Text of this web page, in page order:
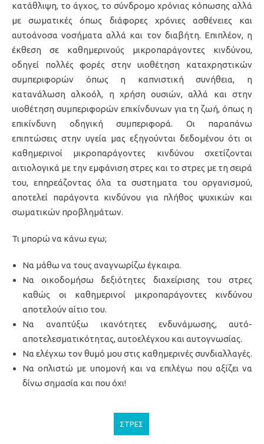
κατάθλιψη, το άγχος, το σύνδρομο χρόνιας κόπωσης αλλά
με σωματικές όπως διάφορες χρόνιες ασθένειες και
αυτοάνοσα νοσήματα αλλά και τον διαβήτη. Επιπλέον, η
έκθεση σε καθημερινούς μικροπαράγοντες κινδύνου,
οδηγεί πολλές φορές στην υιοθέτηση καταχρηστικών
συμπεριφορών όπως η καπνιστική συνήθεια, η
κατανάλωση αλκοόλ, η χρήση ουσιών, αλλά και στην
υιοθέτηση συμπεριφορών επικίνδυνων για τη ζωή, όπως η
επικίνδυνη οδηγική συμπεριφορά. Οι παραπάνω
επιπτώσεις στην υγεία μας εξηγούνται δεδομένου ότι οι
καθημερινοί μικροπαράγοντες κινδύνου σχετίζονται
αιτιολογικά με την εμφάνιση στρες και το στρες με τη σειρά
του, επηρεάζοντας όλα τα συστηματα του οργανισμού,
αποτελεί παράγοντα κινδύνου για πλήθος ψυχικών και
σωματικών προβλημάτων.
Τι μπορώ να κάνω εγω;
Να μάθω να τους αναγνωρίζω έγκαιρα.
Να οικοδομήσω δεξιότητες διαχείρισης του στρες
καθώς οι καθημερινοί μικροπαράγοντες κινδύνου
αποτελούν αίτιο του.
Να αναπτύξω ικανότητες ενδυνάμωσης, αυτό-
αποτελεσματικότητας, αυτοελέγχου και αυτογνωσίας.
Να ελέγχω τον θυμό μου στις καθημερινές συνδιαλλαγές.
Να οπλιστώ με υπομονή και να επιλέγω που αξίζει να
δίνω σημασία και που όχι!
ΣΤΡΕΣ